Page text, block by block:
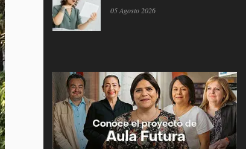
05 Agosto 2026